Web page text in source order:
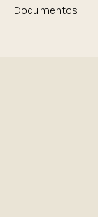
Documentos